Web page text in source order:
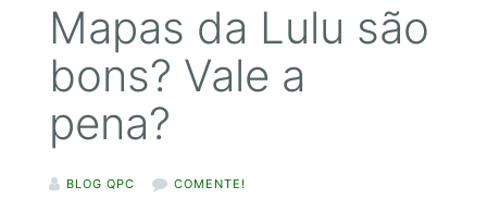
Mapas da Lulu são
bons? Vale a
pena?
BLOG QPC
COMENTE!